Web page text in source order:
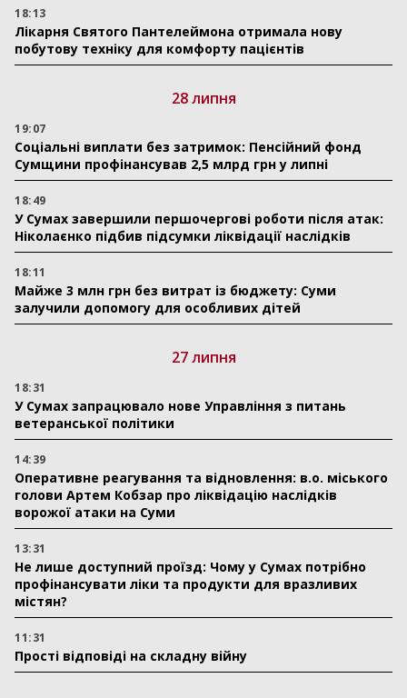
18:13
Лікарня Святого Пантелеймона отримала нову
побутову техніку для комфорту пацієнтів
28 липня
19:07
Соціальні виплати без затримок: Пенсійний фонд
Сумщини профінансував 2,5 млрд грн у липні
18:49
У Сумах завершили першочергові роботи після атак:
Ніколаєнко підбив підсумки ліквідації наслідків
18:11
Майже 3 млн грн без витрат із бюджету: Суми
залучили допомогу для особливих дітей
27 липня
18:31
У Сумах запрацювало нове Управління з питань
ветеранської політики
14:39
Оперативне реагування та відновлення: в.о. міського
голови Артем Кобзар про ліквідацію наслідків
ворожої атаки на Суми
13:31
Не лише доступний проїзд: Чому у Сумах потрібно
профінансувати ліки та продукти для вразливих
містян?
11:31
Прості відповіді на складну війну